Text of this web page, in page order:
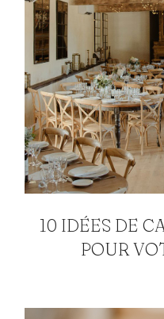
10 IDÉES DE
POUR